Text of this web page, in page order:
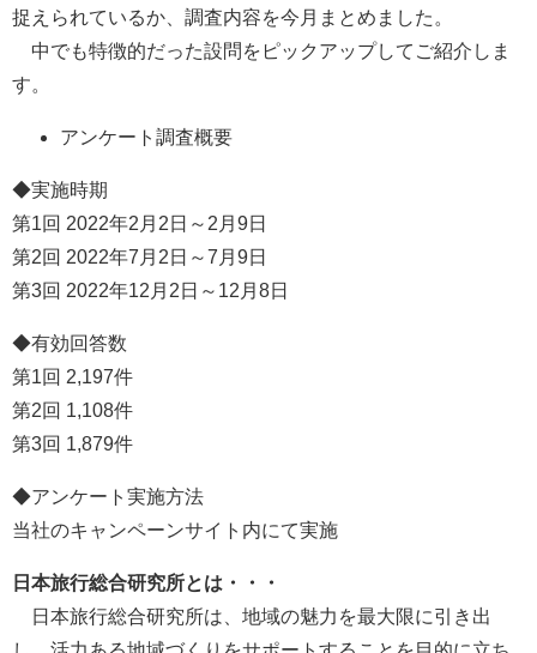
捉えられているか、調査内容を今月まとめました。
中でも特徴的だった設問をピックアップしてご紹介しま
す。
アンケート調査概要
◆実施時期
第1回 2022年2月2日～2月9日
第2回 2022年7月2日～7月9日
第3回 2022年12月2日～12月8日
◆有効回答数
第1回 2,197件
第2回 1,108件
第3回 1,879件
◆アンケート実施方法
当社のキャンペーンサイト内にて実施
日本旅行総合研究所とは・・・
日本旅行総合研究所は、地域の魅力を最大限に引き出